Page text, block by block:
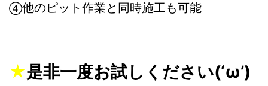
④他のピット作業と同時施工も可能
★是非一度お試しください(‘ω’)